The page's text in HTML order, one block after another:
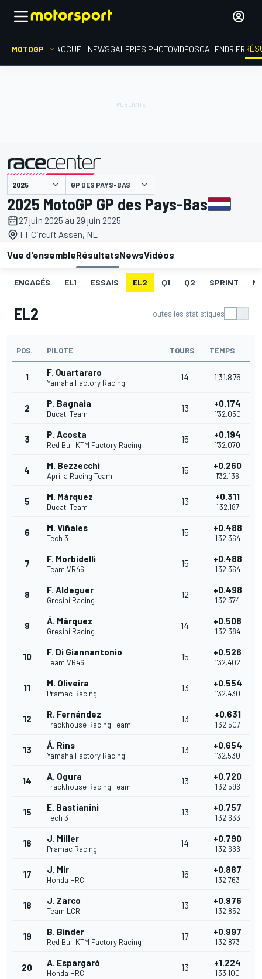
MOTOGP ACCUEIL NEWSGALERIES PHOTOVIDÉOSCALENDRIER
présenté par GP DES PAYS-BAS
2025 MotoGP GP des Pays-Bas
27 juin 2025 au 29 juin 2025
TT Circuit Assen, NL
Vue d'ensembleRésultatsNewsVidéos
ENGAGÉS EL1 ESSAIS EL2 Q1 Q2 SPRINT
EL2 Toutes les statistiques
POS. PILOTE TOURS TEMPS
1 F. Quartararo
Yamaha Factory Racing
14 1'31.876
2 P. Bagnaia
Ducati Team
13 +0.174
1'32.050
3 P. Acosta
Red Bull KTM Factory Racing
15 +0.194
1'32.070
4 M. Bezzecchi
Aprilia Racing Team
15 +0.260
1'32.136
5 M. Márquez
Ducati Team
13 +0.311
1'32.187
6 M. Viñales
Tech 3
15 +0.488
1'32.364
7 F. Morbidelli
Team VR46
15 +0.488
1'32.364
8 F. Aldeguer
Gresini Racing
12 +0.498
1'32.374
9 Á. Márquez
Gresini Racing
14 +0.508
1'32.384
10 F. Di Giannantonio
Team VR46
15 +0.526
1'32.402
11 M. Oliveira
Pramac Racing
13 +0.554
1'32.430
12 R. Fernández
Trackhouse Racing Team
13 +0.631
1'32.507
13 Á. Rins
Yamaha Factory Racing
13 +0.654
1'32.530
14 A. Ogura
Trackhouse Racing Team
13 +0.720
1'32.596
15 E. Bastianini
Tech 3
13 +0.757
1'32.633
16 J. Miller
Pramac Racing
14 +0.790
1'32.666
17 J. Mir
Honda HRC
16 +0.887
1'32.763
18 J. Zarco
Team LCR
13 +0.976
1'32.852
19 B. Binder
Red Bull KTM Factory Racing
17 +0.997
1'32.873
20 A. Espargaró
Honda HRC
13 +1.224
1'33.100